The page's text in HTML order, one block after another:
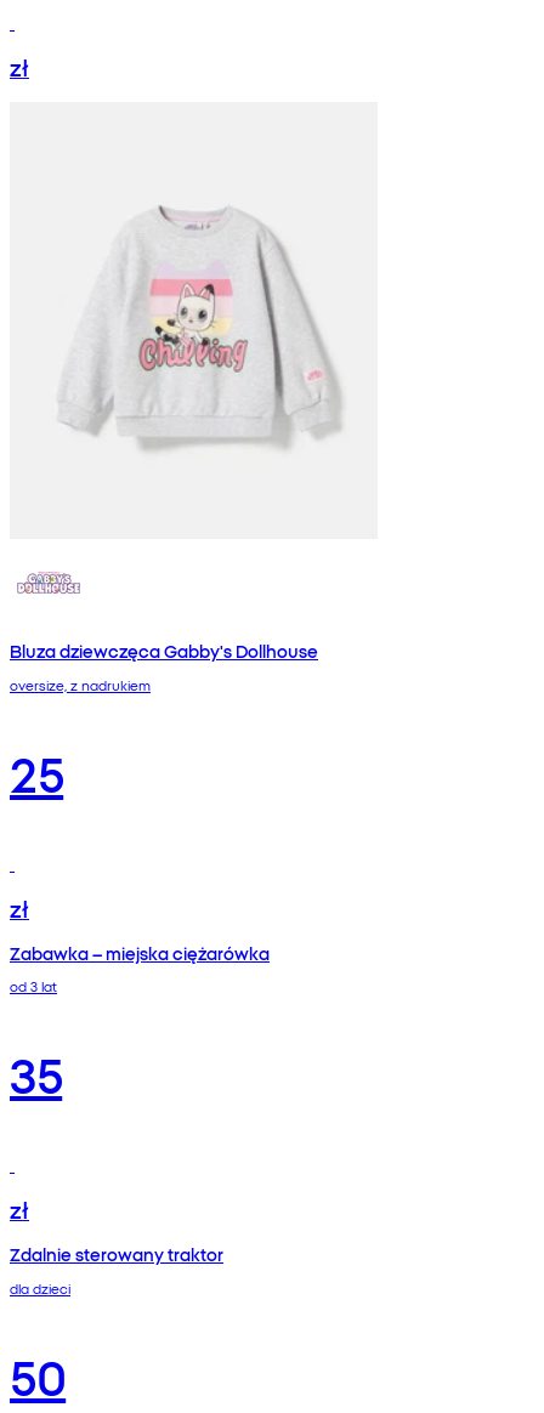
zł
Bluza dziewczęca Gabby's Dollhouse
oversize, z nadrukiem
25
zł
Zabawka – miejska ciężarówka
od 3 lat
35
zł
Zdalnie sterowany traktor
dla dzieci
50